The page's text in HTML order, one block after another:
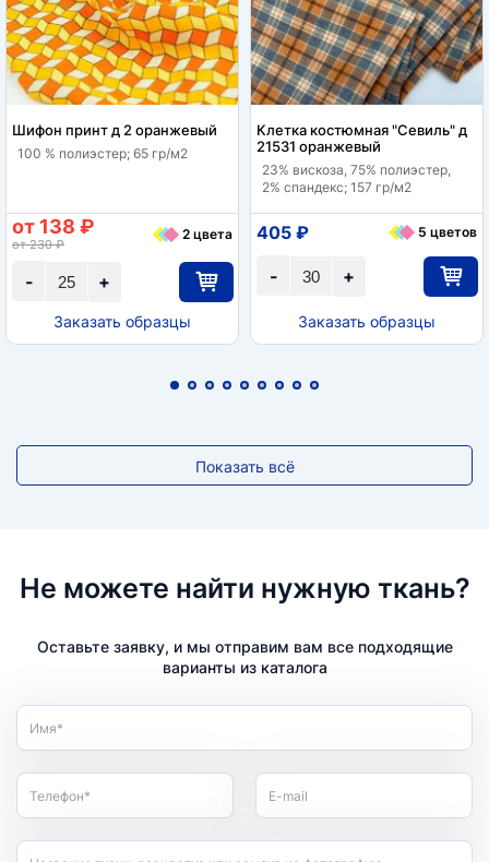
Шифон принт д 2 оранжевый
100 % полиэстер; 65 гр/м2
+
-
от 138 ₽
от 230 ₽
2 цвета
Заказать образцы
Клетка костюмная "Севиль" д
21531 оранжевый
23% вискоза, 75% полиэстер,
2% спандекс; 157 гр/м2
+
-
405 ₽ 5 цветов
Заказать образцы
Показать всё
Не можете найти нужную ткань?
Оставьте заявку, и мы отправим вам все подходящие
варианты из каталога
Имя*
Телефон* E-mail